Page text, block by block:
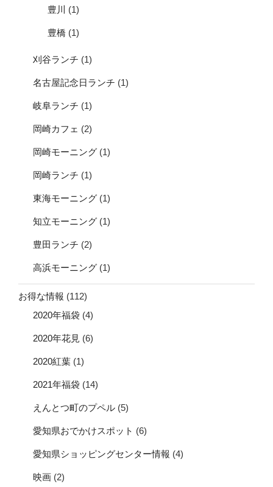
豊川 (1)
豊橋 (1)
刈谷ランチ (1)
名古屋記念日ランチ (1)
岐阜ランチ (1)
岡崎カフェ (2)
岡崎モーニング (1)
岡崎ランチ (1)
東海モーニング (1)
知立モーニング (1)
豊田ランチ (2)
高浜モーニング (1)
お得な情報 (112)
2020年福袋 (4)
2020年花見 (6)
2020紅葉 (1)
2021年福袋 (14)
えんとつ町のプペル (5)
愛知県おでかけスポット (6)
愛知県ショッピングセンター情報 (4)
映画 (2)